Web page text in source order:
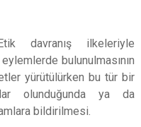
davranış ilkeleriyle
bulunulmasının
yürütülürken bu tür bir
olunduğunda ya da
bildirilmesi.